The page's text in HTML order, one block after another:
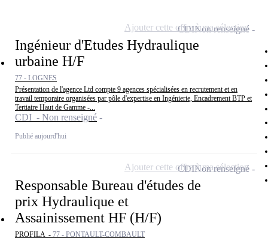
Ingénieur d'Etudes Hydraulique
urbaine H/F
77 - LOGNES
Présentation de l'agence Ltd compte 9 agences spécialisées en recrutement et en
travail temporaire organisées par pôle d'expertise en Ingénierie, Encadrement BTP et
Tertiaire Haut de Gamme -...
CDI - Non renseigné
Publié aujourd'hui
CDINon renseigné
Ajouter cette offre à ma sélection
Responsable Bureau d'études de
prix Hydraulique et
Assainissement HF (H/F)
PROFILA - 77 - PONTAULT-COMBAULT
CDINon renseigné
Ajouter cette offre à ma sélection